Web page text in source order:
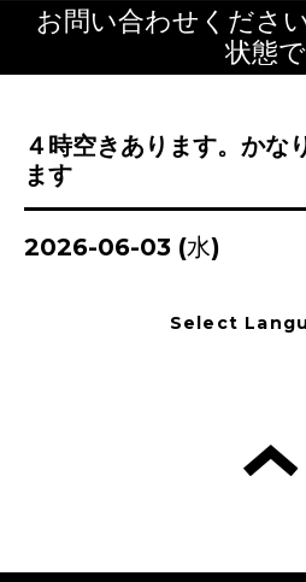
お問い合わせくださ
状態
４時空きあります。かな
ます
2026-06-03 (水)
Select